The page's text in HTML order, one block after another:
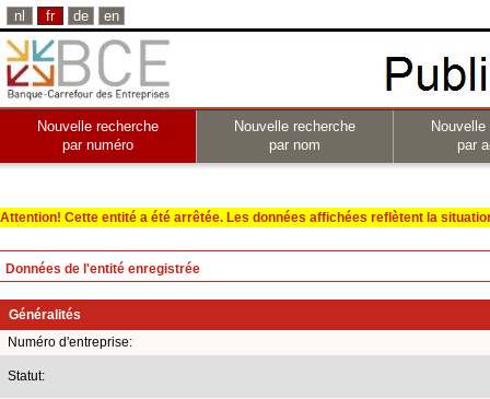
nl fr de en
Nouvelle recherche
par numéro
Nouvelle recherche
par nom
par
Attention! Cette entité a été arrêtée. Les données affichées reflètent la
Données de l'entité enregistrée
Généralités
Numéro d'entreprise:
Statut: